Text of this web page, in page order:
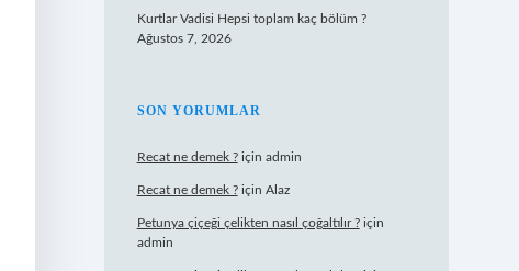
Kurtlar Vadisi Hepsi toplam kaç bölüm ?
Ağustos 7, 2026
SON YORUMLAR
Recat ne demek ?için admin
Recat ne demek ?için Alaz
Petunya çiçeği çelikten nasıl çoğaltılır ?için
admin